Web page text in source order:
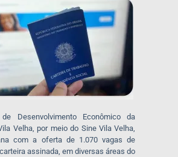
Desenvolvimento Econômico da
Velha, por meio do Sine Vila Velha,
com a oferta de 1.070 vagas de
assinada, em diversas áreas do